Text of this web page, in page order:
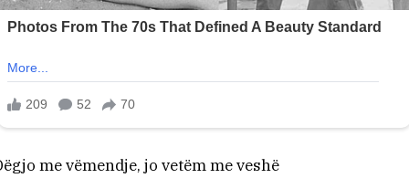
me vëmendje, jo vetëm me veshë